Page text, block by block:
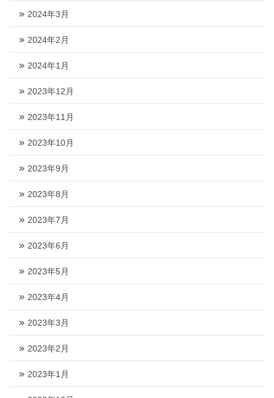
2024年3月
2024年2月
2024年1月
2023年12月
2023年11月
2023年10月
2023年9月
2023年8月
2023年7月
2023年6月
2023年5月
2023年4月
2023年3月
2023年2月
2023年1月